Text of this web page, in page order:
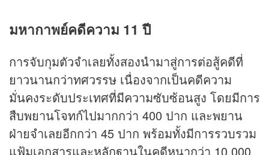
มหากาพย์คดีความ 11 ปี
การจับกุมตัวจำเลยทั้งสองนำมาสู่การต่อสู้คดีที่
ยาวนานกว่าทศวรรษ เนื่องจากเป็นคดีความ
มั่นคงระดับประเทศที่มีความซับซ้อนสูง โดยมีการ
สืบพยานโจทก์ไปมากกว่า 400 ปาก และพยาน
ฝ่ายจำเลยอีกกว่า 45 ปาก พร้อมทั้งมีการรวบรวม
แฟ้มเอกสารและหลักฐานในคดีหนากว่า 10,000